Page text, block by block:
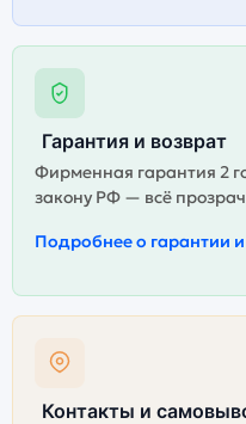
Гарантия и возврат
Фирменная гарантия 2
закону РФ — всё
Подробнее о гарантии
Контакты и